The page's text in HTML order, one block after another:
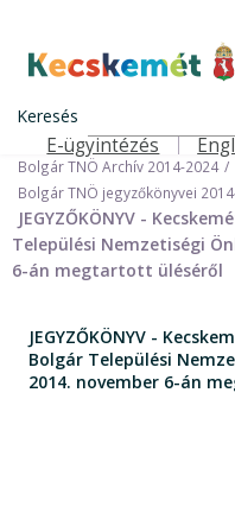
tartalomra
Kecskemét
Keresés
Felső navigáció
E-ügyintézés
Nemzetiségi Önkormányzatok
Bolgár Települési Nemzetiségi
Bolgár TNÖ Archív 2014-2024
Bolgár TNÖ jegyzőkönyvei
JEGYZŐKÖNYV -
Települési Nemzetiségi
6-án megtartott üléséről
JEGYZŐKÖNYV -
Bolgár Települési
2014. november 6-án